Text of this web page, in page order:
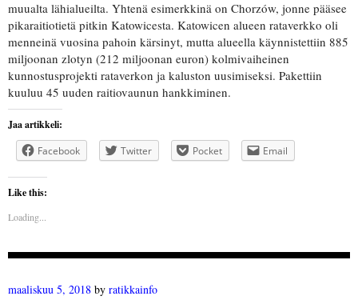
muualta lähialueilta. Yhtenä esimerkkinä on Chorzów, jonne pääsee
pikaraitiotietä pitkin Katowicesta. Katowicen alueen rataverkko oli
menneinä vuosina pahoin kärsinyt, mutta alueella käynnistettiin 885
miljoonan zlotyn (212 miljoonan euron) kolmivaiheinen
kunnostusprojekti rataverkon ja kaluston uusimiseksi. Pakettiin
kuuluu 45 uuden raitiovaunun hankkiminen.
Jaa artikkeli:
Facebook
Twitter Pocket Email
Like this:
Loading...
maaliskuu 5, 2018 by ratikkainfo